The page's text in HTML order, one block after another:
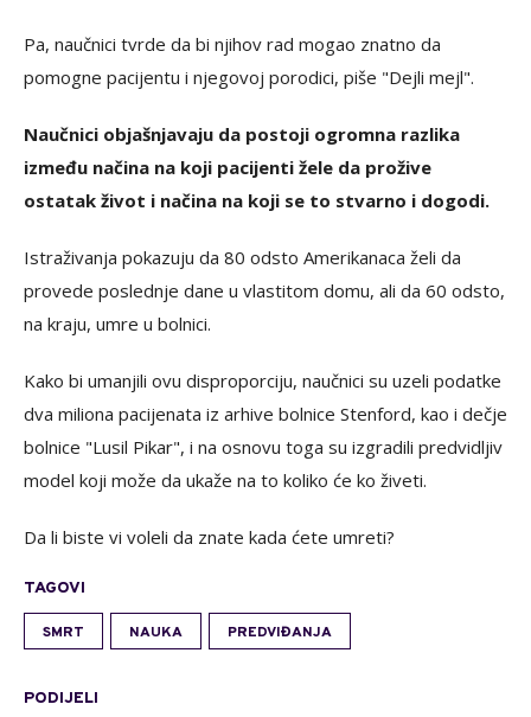
Pa, naučnici tvrde da bi njihov rad mogao znatno da
pomogne pacijentu i njegovoj porodici, piše "Dejli mejl".
Naučnici objašnjavaju da postoji ogromna razlika
između načina na koji pacijenti žele da prožive
ostatak život i načina na koji se to stvarno i dogodi.
Istraživanja pokazuju da 80 odsto Amerikanaca želi da
provede poslednje dane u vlastitom domu, ali da 60 odsto,
na kraju, umre u bolnici.
Kako bi umanjili ovu disproporciju, naučnici su uzeli podatke
dva miliona pacijenata iz arhive bolnice Stenford, kao i dečje
bolnice "Lusil Pikar", i na osnovu toga su izgradili predvidljiv
model koji može da ukaže na to koliko će ko živeti.
Da li biste vi voleli da znate kada ćete umreti?
TAGOVI
SMRT NAUKA PREDVIĐANJA
PODIJELI